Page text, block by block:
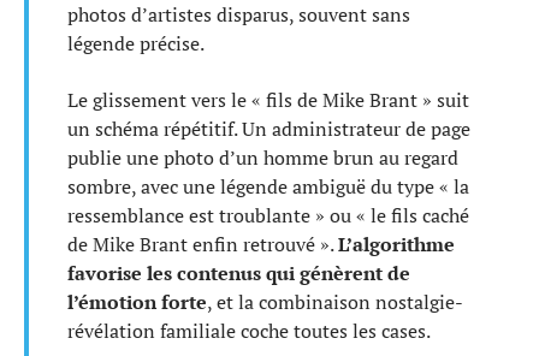
photos d’artistes disparus, souvent sans
légende précise.
Le glissement vers le « fils de Mike Brant » suit
un schéma répétitif. Un administrateur de page
publie une photo d’un homme brun au regard
sombre, avec une légende ambiguë du type « la
ressemblance est troublante » ou « le fils caché
de Mike Brant enfin retrouvé ».L’algorithme
favorise les contenus qui génèrent de
l’émotion forte, et la combinaison nostalgie-
révélation familiale coche toutes les cases.